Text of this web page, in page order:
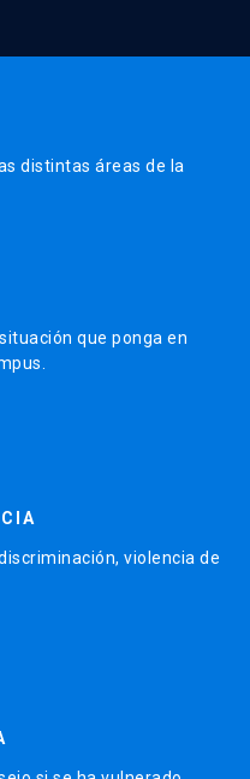
distintas áreas de la
que ponga en
violencia de